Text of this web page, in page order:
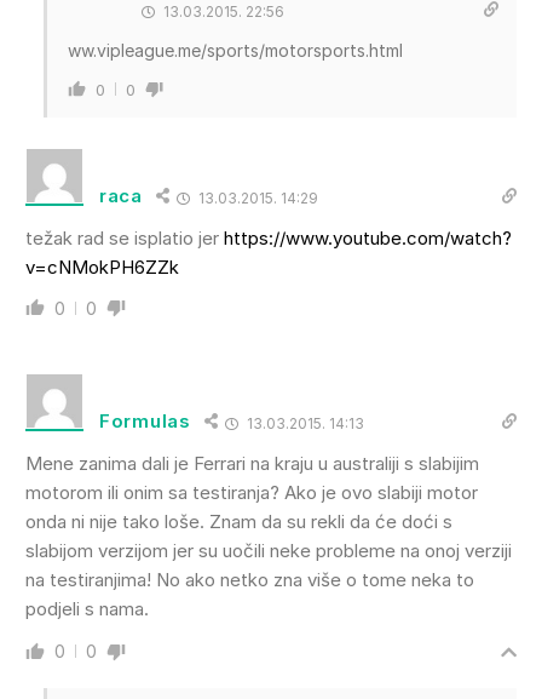
13.03.2015. 22:56
ww.vipleague.me/sports/motorsports.html
0 0
raca 13.03.2015. 14:29
težak rad se isplatio jer https://www.youtube.com/watch?
v=cNMokPH6ZZk
0 0
Formulas 13.03.2015. 14:13
Mene zanima dali je Ferrari na kraju u australiji s slabijim
motorom ili onim sa testiranja? Ako je ovo slabiji motor
onda ni nije tako loše. Znam da su rekli da će doći s
slabijom verzijom jer su uočili neke probleme na onoj verziji
na testiranjima! No ako netko zna više o tome neka to
podjeli s nama.
0 0